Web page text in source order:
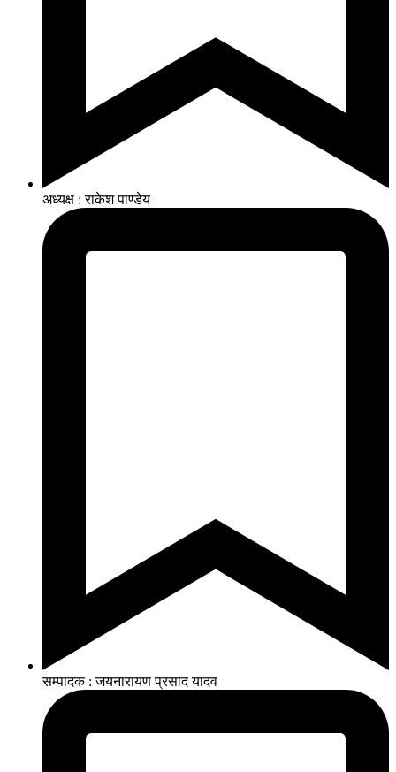
अध्यक्ष : राकेश पाण्डेय
सम्पादक : जयनारायण प्रसाद यादव